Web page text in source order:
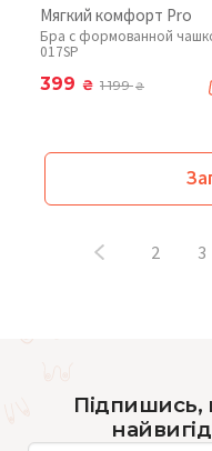
Мягкий комфорт Pro
Бра с формованной
017SP
399 ₴ 1 199₴
2 3
Підпишись,